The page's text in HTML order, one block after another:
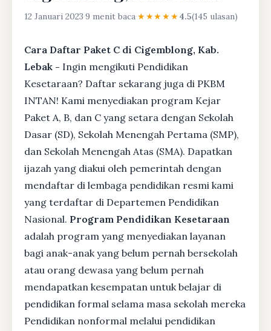
12 Januari 2023·9 menit baca·★★★★★4.5(145 ulasan)
Cara Daftar Paket C di Cigemblong, Kab.
Lebak - Ingin mengikuti Pendidikan
Kesetaraan? Daftar sekarang juga di PKBM
INTAN! Kami menyediakan program Kejar
Paket A, B, dan C yang setara dengan Sekolah
Dasar (SD), Sekolah Menengah Pertama (SMP),
dan Sekolah Menengah Atas (SMA). Dapatkan
ijazah yang diakui oleh pemerintah dengan
mendaftar di lembaga pendidikan resmi kami
yang terdaftar di Departemen Pendidikan
Nasional. Program Pendidikan Kesetaraan
adalah program yang menyediakan layanan
bagi anak-anak yang belum pernah bersekolah
atau orang dewasa yang belum pernah
mendapatkan kesempatan untuk belajar di
pendidikan formal selama masa sekolah mereka
Pendidikan nonformal melalui pendidikan